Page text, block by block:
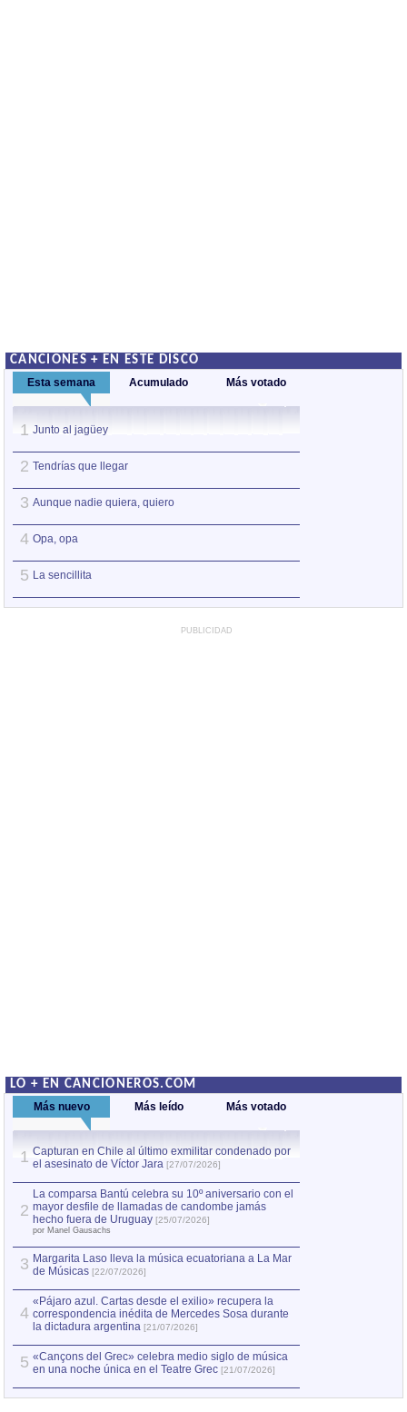
CANCIONES + EN ESTE DISCO
Esta semana Acumulado Más votado
1 Junto al jagüey
2 Tendrías que llegar
3 Aunque nadie quiera, quiero
4 Opa, opa
5 La sencillita
PUBLICIDAD
LO + EN CANCIONEROS.COM
Más nuevo Más leído Más votado
1 Capturan en Chile al último exmilitar condenado por
el asesinato de Víctor Jara [27/07/2026]
2
La comparsa Bantú celebra su 10º aniversario con el
mayor desfile de llamadas de candombe jamás
hecho fuera de Uruguay [25/07/2026]
por Manel Gausachs
3 Margarita Laso lleva la música ecuatoriana a La Mar
de Músicas [22/07/2026]
4
«Pájaro azul. Cartas desde el exilio» recupera la
correspondencia inédita de Mercedes Sosa durante
la dictadura argentina [21/07/2026]
5 «Cançons del Grec» celebra medio siglo de música
en una noche única en el Teatre Grec [21/07/2026]